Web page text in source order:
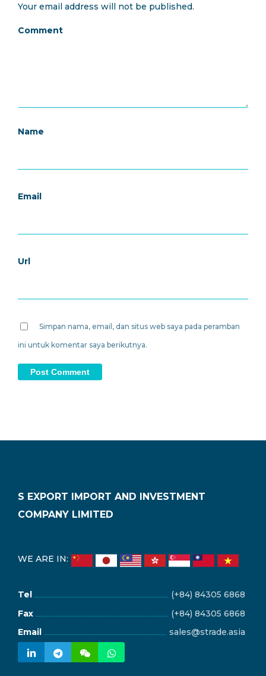
Your email address will not be published.
Comment
Name
Email
Url
Simpan nama, email, dan situs web saya pada peramban
ini untuk komentar saya berikutnya.
S EXPORT IMPORT AND INVESTMENT
COMPANY LIMITED
WE ARE IN:
Tel
(+84) 84305 6868
Fax
(+84) 84305 6868
Email
sales@strade.asia